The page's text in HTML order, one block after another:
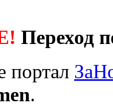
Переход
портал
.